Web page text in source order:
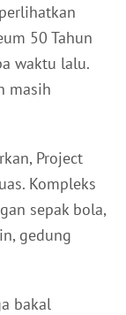
50 Tahun
waktu lalu.
masih
Project
Kompleks
sepak bola,
gedung
bakal